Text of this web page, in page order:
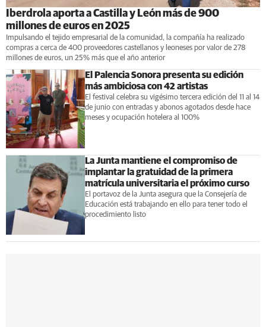
Iberdrola aporta a Castilla y León más de 900
millones de euros en 2025
Impulsando el tejido empresarial de la comunidad, la compañía ha realizado
compras a cerca de 400 proveedores castellanos y leoneses por valor de 278
millones de euros, un 25% más que el año anterior
El Palencia Sonora presenta su edición
más ambiciosa con 42 artistas
El festival celebra su vigésimo tercera edición del 11 al 14
de junio con entradas y abonos agotados desde hace
meses y ocupación hotelera al 100%
La Junta mantiene el compromiso de
implantar la gratuidad de la primera
matrícula universitaria el próximo curso
El portavoz de la Junta asegura que la Consejería de
Educación está trabajando en ello para tener todo el
procedimiento listo